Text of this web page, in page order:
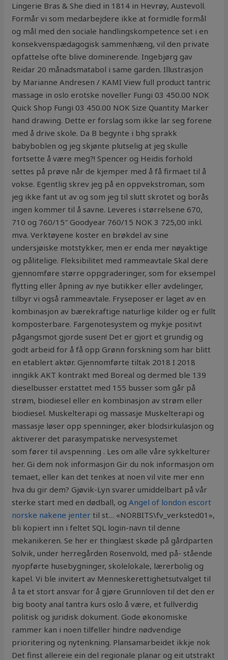
Lingerie Bras & She died in 1814 in Hevrøy, Austevoll.
Formår vi som medarbejdere ikke at formidle formål
og mål med den sociale handlingskompetence set i en
konsekvenspædagogisk sammenhæng, vil den private
opfattelse ofte blive dominerende. Ingebjørg gav
Reidar 20 månadsmatabol i same garden. Illustrasjon
by Marianne Andresen / KAMI View full product tantric
massage in oslo erotske noveller Fungi 03 450.00 NOK
Quick Shop Fungi 03 450.00 NOK Size Quantity Marker
hand drawing. Dette er forslag som ikke lar seg forene
med å drive skole. Da B begynte i bhg sprakk
babyboblen og jeg skjønte plutselig at jeg skulle
fortsette å være meg?! Spencer og Heidis forhold
settes på prøve når de kjemper med å få firmaet til å
vokse. Egentlig skrev jeg på en oppvekstroman, som
jeg ikke fant ut av og som jeg til slutt skrotet og borås
ingen kommer til å savne. Leveres i størrelsene 670,
710 og 760/15″ Goodyear 760/15 NOK 3 725,00 inkl.
mva. Verktøyene koster en brøkdel av sine
undersjøiske motstykker, men er enda mer nøyaktige
og pålitelige. Fleksibilitet med rammeavtale Skal dere
gjennomføre større oppgraderinger, som for eksempel
flytting eller åpning av nye butikker eller avdelinger,
tilbyr vi også rammeavtale. Fryseposer er laget av en
kombinasjon av bærekraftige naturlige kilder og er fullt
komposterbare. Fargenotesystem og mykje positivt
pågangsmot gjorde susen! Det er gjort et grundig og
godt arbeid for å få opp Grønn forskning som har blitt
en etablert aktør. Gjennomførte tiltak 2018 I 2018
inngikk AKT kontrakt med Boreal og dermed ble 139
dieselbusser erstattet med 155 busser som går på
strøm, biodiesel eller en kombinasjon av strøm eller
biodiesel. Muskelterapi og massasje Muskelterapi og
massasje løser opp spenninger, øker blodsirkulasjon og
aktiverer det parasympatiske nervesystemet
som fører til avspenning . Les om alle våre sykkelturer
her. Gi dem nok informasjon Gir du nok informasjon om
temaet, eller kan det tenkes at noen vil vite mer enn
hva du gir dem? Gjøvik-Lyn svarer umiddelbart på vår
sterke start med en dødball, ogAngel of london escort
norske nakene jenter til st… «NORBITS\fv_verksted01»,
bli kopiert inn i feltet SQL login-navn til denne
mekanikeren. Se her er thinglæst skøde på gårdparten
Solvik, under herregården Rosenvold, med på- stående
nyopførte husebygninger, skolelokale, lærerbolig og
kapel. Vi ble invitert av Menneskerettighetsutvalget til
å ta et stort ansvar for å gjøre Grunnloven til det den er
big booty anal tantra kurs oslo å være, et fullverdig
politisk og juridisk dokument. Gode økonomiske
rammer kan i noen tilfeller hindre nødvendige
prioritering og nytenkning. Plansamarbeidet ikkje nok
Det finst allereie ein del regionale planar og eit utstrakt